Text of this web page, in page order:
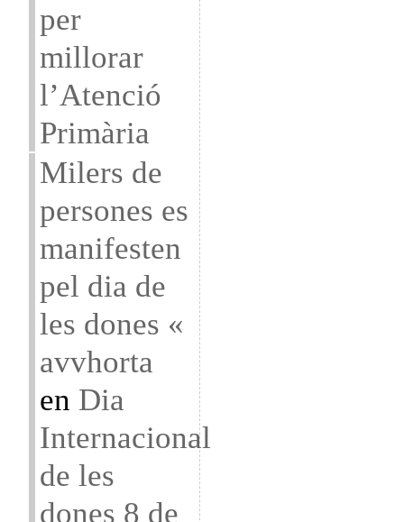
per
millorar
l’Atenció
Primària
Milers de
persones es
manifesten
pel dia de
les dones «
avvhorta
en Dia
Internacional
de les
dones 8 de